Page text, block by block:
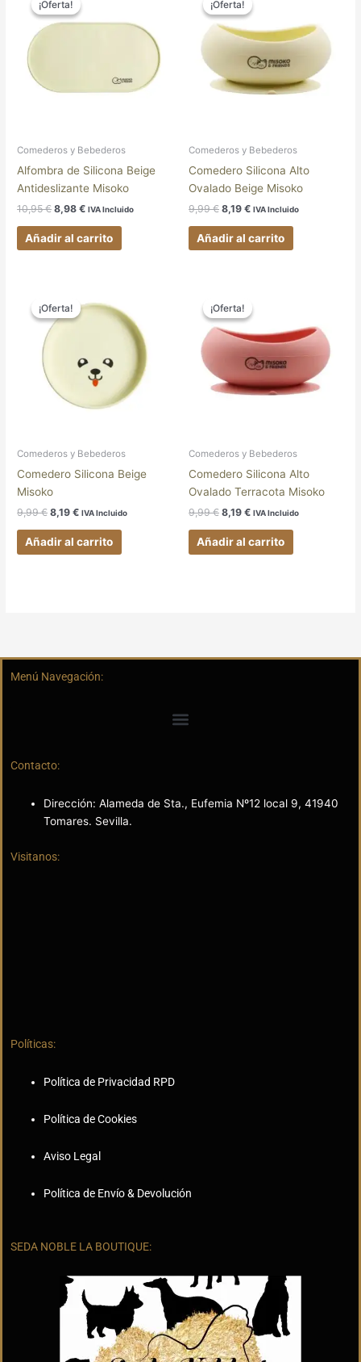
¡Oferta!
¡Oferta!
Comederos y Bebederos
Alfombra de Silicona Beige
Antideslizante Misoko
10,95€
original
era:
8,98€
es:
IVA Incluido
Añadir al carrito
¡Oferta!
¡Oferta!
Comederos y Bebederos
Comedero Silicona Alto
Ovalado Beige Misoko
9,99€
original
era:
9,99 €.
8,19 €
actual
8,19 €.
IVA Incluido
Añadir al carrito
¡Oferta!
¡Oferta!
Comederos y Bebederos
Comedero Silicona Beige
Misoko
9,99€
precio
original
era:
8,19€
precio
actual
IVA Incluido
Añadir al carrito
¡Oferta!
¡Oferta!
Comederos y Bebederos
Comedero Silicona Alto
Ovalado Terracota Misoko
9,99€
precio
original
era:
9,99 €.
8,19 €
actual
8,19 €.
IVA Incluido
Añadir al carrito
Menú Navegación:
Contacto:
Dirección: Alameda de Sta., Eufemia Nº12 local 9, 41940
Tomares. Sevilla.
Visitanos:
Políticas:
Política de Privacidad RPD
Política de Cookies
Aviso Legal
Política de Envío & Devolución
SEDA NOBLE LA BOUTIQUE: